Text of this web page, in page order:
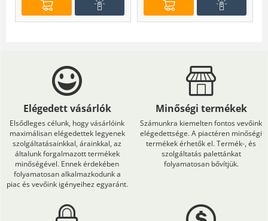
Elégedett vásárlók
Elsődleges célunk, hogy vásárlóink
maximálisan elégedettek legyenek
szolgáltatásainkkal, árainkkal, az
általunk forgalmazott termékek
minőségével. Ennek érdekében
folyamatosan alkalmazkodunk a
piac és vevőink igényeihez egyaránt.
Minőségi termékek
Számunkra kiemelten fontos vevőink
elégedettsége. A piactéren minőségi
termékek érhetők el. Termék-, és
szolgáltatás palettánkat
folyamatosan bővítjük.